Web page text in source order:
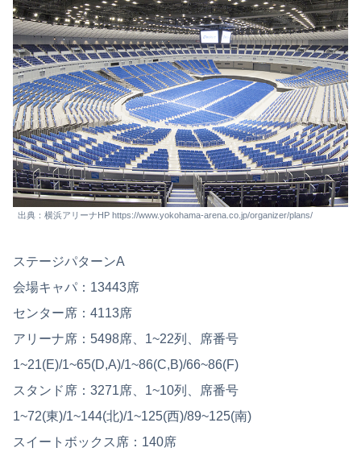
出典：横浜アリーナHP https://www.yokohama-arena.co.jp/organizer/plans/
ステージパターンA
会場キャパ：13443席
センター席：4113席
アリーナ席：5498席、1~22列、席番号
1~21(E)/1~65(D,A)/1~86(C,B)/66~86(F)
スタンド席：3271席、1~10列、席番号
1~72(東)/1~144(北)/1~125(西)/89~125(南)
スイートボックス席：140席